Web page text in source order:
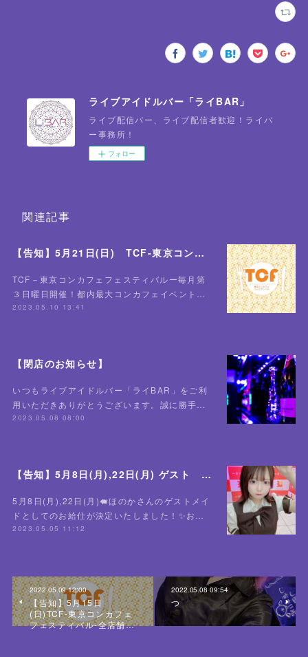
ライブアイドルバー「ライBAR」
ライブ配信バー、ライブ配信者歓迎！ライバ
ー事務所！
フォロー
関連記事
【告知】5月21日(日) TCF-東京コンカフェフェスティバル-全店舗にて開催！✨
TCF－東京コンカフェフェスティバルー毎月第
３日曜日開催！都内最大コンカフェイベント…
2023.05.10 13:41
【閉店のお知らせ】
いつもライブアイドルバー「ライBAR」をご利
用いただきありがとうございます。誠に勝手…
2023.05.08 08:00
【告知】5月8日(月),22日(月) ゲスト ほのかさん🐖
5月8日(月),22日(月)🐖ほのかさんのゲストメイ
ドとしてのお給仕が決定いたしました！✨お…
2023.05.05 11:12
2022.05.09 12:00
【告知】5月15日
(日)TCF-東京コンカフェ
フェスティバル-全店舗…
2022.05.08 09:54
つ